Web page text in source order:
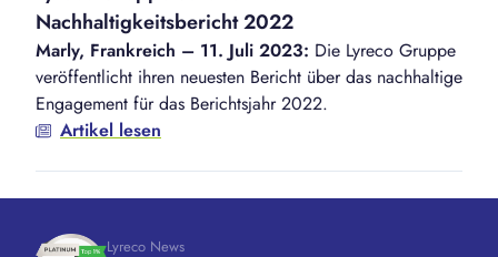
Nachhaltigkeitsbericht 2022
Marly, Frankreich – 11. Juli 2023: Die Lyreco Gruppe
veröffentlicht ihren neuesten Bericht über das nachhaltige
Engagement für das Berichtsjahr 2022.
Artikel lesen
Lyreco News